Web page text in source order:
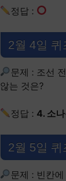
정답 :
2월 4일 퀴
문제 : 조선
않는 것은?
정답 : 4. 소
2월 5일 퀴
문제 : 빈칸